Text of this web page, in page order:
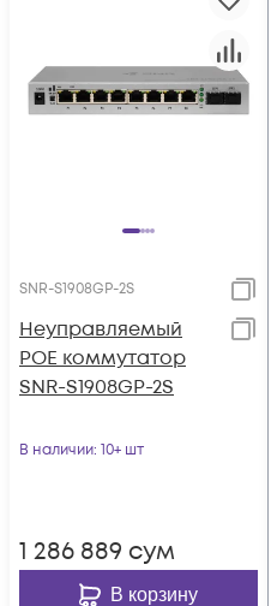
SNR-S1908GP-2S
Неуправляемый
POE коммутатор
SNR-S1908GP-2S
В наличии: 10+ шт
1 286 889 сум
В корзину